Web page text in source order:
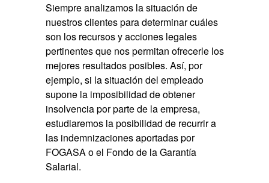
Siempre analizamos la situación de
nuestros clientes para determinar cuáles
son los recursos y acciones legales
pertinentes que nos permitan ofrecerle los
mejores resultados posibles. Así, por
ejemplo, si la situación del empleado
supone la imposibilidad de obtener
insolvencia por parte de la empresa,
estudiaremos la posibilidad de recurrir a
las indemnizaciones aportadas por
FOGASA o el Fondo de la Garantía
Salarial.